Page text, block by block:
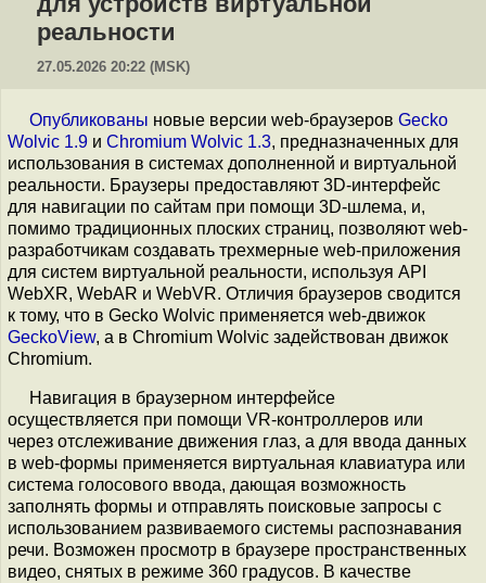
реальности
27.05.2026 20:22 (MSK)
Опубликованы новые версии web-браузеров Gecko
Wolvic 1.9 и Chromium Wolvic 1.3, предназначенных для
использования в системах дополненной и виртуальной
реальности. Браузеры предоставляют 3D-интерфейс
для навигации по сайтам при помощи 3D-шлема, и,
помимо традиционных плоских страниц, позволяют web-
разработчикам создавать трехмерные web-приложения
для систем виртуальной реальности, используя API
WebXR, WebAR и WebVR. Отличия браузеров сводится
к тому, что в Gecko Wolvic применяется web-движок
GeckoView, а в Chromium Wolvic задействован движок
Chromium.
Навигация в браузерном интерфейсе
осуществляется при помощи VR-контроллеров или
через отслеживание движения глаз, а для ввода данных
в web-формы применяется виртуальная клавиатура или
система голосового ввода, дающая возможность
заполнять формы и отправлять поисковые запросы с
использованием развиваемого системы распознавания
речи. Возможен просмотр в браузере пространственных
видео, снятых в режиме 360 градусов. В качестве